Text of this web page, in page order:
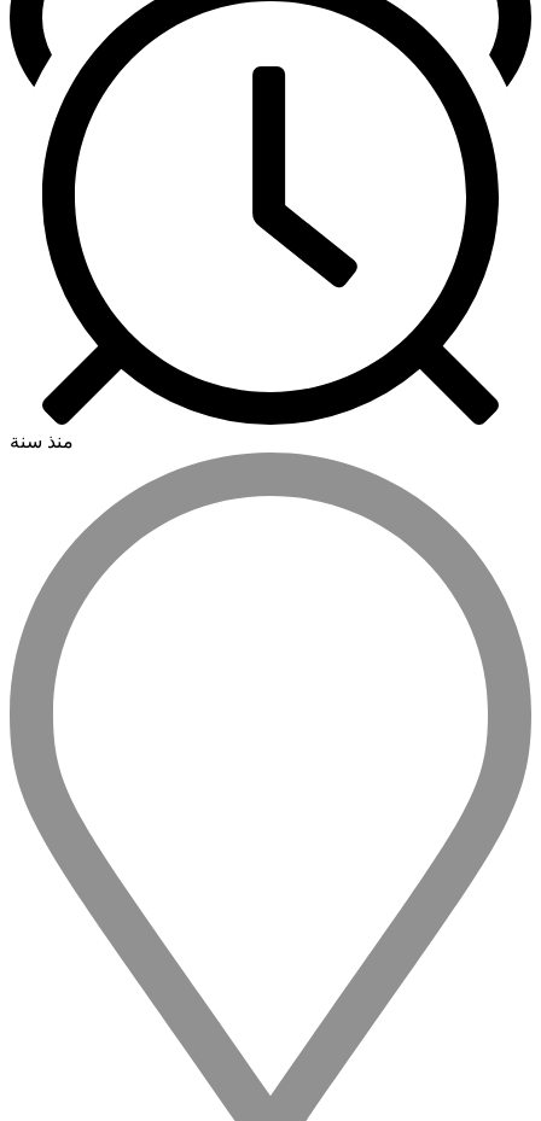
منذ سنة